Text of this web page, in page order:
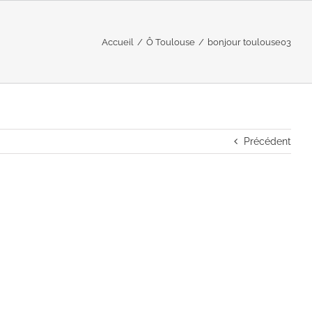
Accueil / Ô Toulouse / bonjour toulouse03
Précédent